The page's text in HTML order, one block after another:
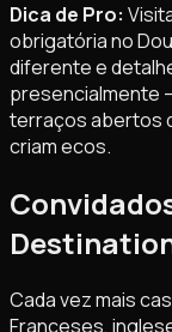
Dica de Pro:
obrigatória no
diferente e
presencialmente
terraços abertos
criam ecos.
Cada vez mais
Franceses,